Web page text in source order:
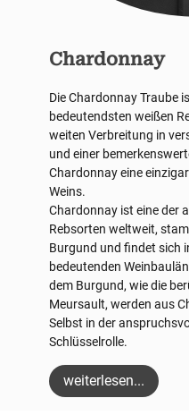
Chardonnay
Die Chardonnay Traube
bedeutendsten weißen
weiten Verbreitung in
und einer
Chardonnay eine
Weins.
Chardonnay ist eine der
Rebsorten weltweit,
Burgund und findet sich
bedeutenden
dem Burgund, wie die
Meursault, werden aus
Selbst in der
Schlüsselrolle.
weiterlesen...